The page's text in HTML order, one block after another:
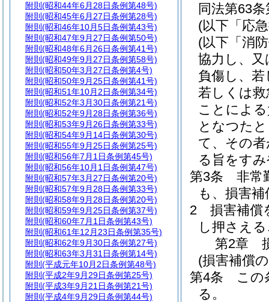
同法第63
(以下「応
(以下「消
協力し、
負傷し、
若しくは
ことによ
となつた
て、その
る旨をす
第3条
非常
も、損害
2
損害補償
し押さえ
第2章
(損害補償
第4条
この
る。
附則 (昭和44年6月28日条例第48号)
附則 (昭和45年6月27日条例第28号)
附則 (昭和46年10月5日条例第43号)
附則 (昭和47年9月27日条例第50号)
附則 (昭和48年6月26日条例第41号)
附則 (昭和49年9月27日条例第58号)
附則 (昭和50年3月27日条例第4号)
附則 (昭和50年9月25日条例第41号)
附則 (昭和51年10月2日条例第34号)
附則 (昭和52年3月30日条例第21号)
附則 (昭和52年9月28日条例第36号)
附則 (昭和53年9月26日条例第33号)
附則 (昭和54年9月14日条例第30号)
附則 (昭和55年9月25日条例第25号)
附則 (昭和56年7月1日条例第45号)
附則 (昭和56年10月1日条例第47号)
附則 (昭和57年3月27日条例第20号)
附則 (昭和57年9月28日条例第33号)
附則 (昭和58年9月28日条例第20号)
附則 (昭和59年9月25日条例第37号)
附則 (昭和60年7月1日条例第43号)
附則 (昭和61年12月23日条例第35号)
附則 (昭和62年9月30日条例第27号)
附則 (昭和63年3月31日条例第14号)
附則 (平成元年10月2日条例第48号)
附則 (平成2年9月29日条例第25号)
附則 (平成3年9月21日条例第21号)
附則 (平成4年9月29日条例第44号)